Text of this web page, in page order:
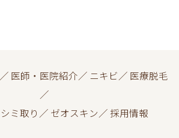
／ 医師・医院紹介／ ニキビ／ 医療脱毛
／
シミ取り ／ ゼオスキン／採用情報